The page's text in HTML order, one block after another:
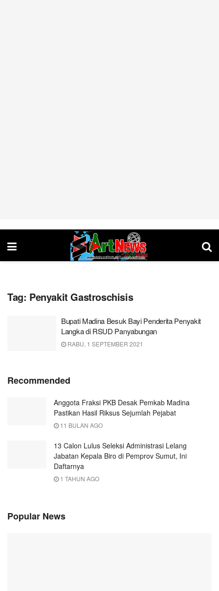
Tag: Penyakit Gastroschisis
Bupati Madina Besuk Bayi Penderita Penyakit
Langka di RSUD Panyabungan
RABU, 1 SEPTEMBER 2021
Recommended
Anggota Fraksi PKB Desak Pemkab Madina
Pastikan Hasil Riksus Sejumlah Pejabat
11 BULAN AGO
13 Calon Lulus Seleksi Administrasi Lelang
Jabatan Kepala Biro di Pemprov Sumut, Ini
Daftarnya
1 TAHUN AGO
Popular News